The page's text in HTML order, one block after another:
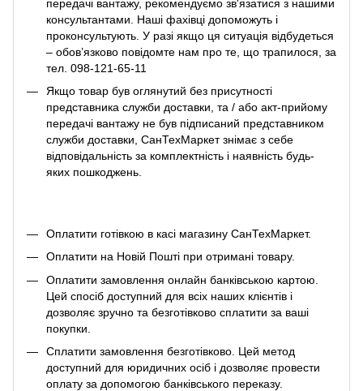
передачі вантажу, рекомендуємо зв'язатися з нашими
консультантами. Наші фахівці допоможуть і
проконсультують. У разі якщо ця ситуація відбудеться
– обов’язково повідомте нам про те, що трапилося, за
тел. 098-121-65-11
Якщо товар був оглянутий без присутності
представника служби доставки, та / або акт-прийому
передачі вантажу не був підписаний представником
служби доставки, СанТехМаркет знімає з себе
відповідальність за комплектність і наявність будь-
яких пошкоджень.
Оплатити готівкою в касі магазину СанТехМаркет.
Оплатити на Новій Пошті при отримані товару.
Оплатити замовлення онлайн банківською картою.
Цей спосіб доступний для всіх наших клієнтів і
дозволяє зручно та безготівково сплатити за ваші
покупки.
Сплатити замовлення безготівково. Цей метод
доступний для юридичних осіб і дозволяє провести
оплату за допомогою банківського переказу.